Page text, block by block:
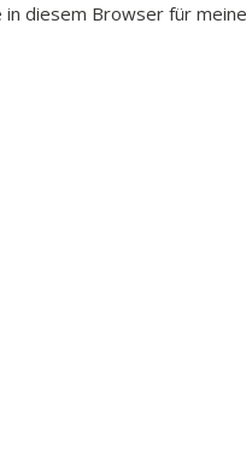
diesem Browser für